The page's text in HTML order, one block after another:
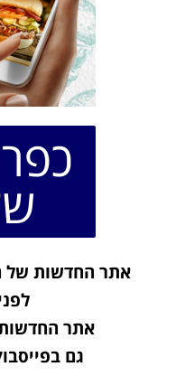
אתר החדשות של
אתר החדשות
גם בפייסבוק